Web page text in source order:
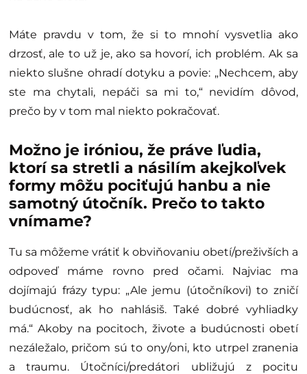
Máte pravdu v tom, že si to mnohí vysvetlia ako
drzosť, ale to už je, ako sa hovorí, ich problém. Ak sa
niekto slušne ohradí dotyku a povie: „Nechcem, aby
ste ma chytali, nepáči sa mi to,“ nevidím dôvod,
prečo by v tom mal niekto pokračovať.
Možno je iróniou, že práve ľudia,
ktorí sa stretli a násilím akejkoľvek
formy môžu pociťujú hanbu a nie
samotný útočník. Prečo to takto
vnímame?
Tu sa môžeme vrátiť k obviňovaniu obetí/preživších a
odpoveď máme rovno pred očami. Najviac ma
dojímajú frázy typu: „Ale jemu (útočníkovi) to zničí
budúcnosť, ak ho nahlásiš. Také dobré vyhliadky
má.“ Akoby na pocitoch, živote a budúcnosti obetí
nezáležalo, pričom sú to ony/oni, kto utrpel zranenia
a traumu. Útočníci/predátori ubližujú z pocitu